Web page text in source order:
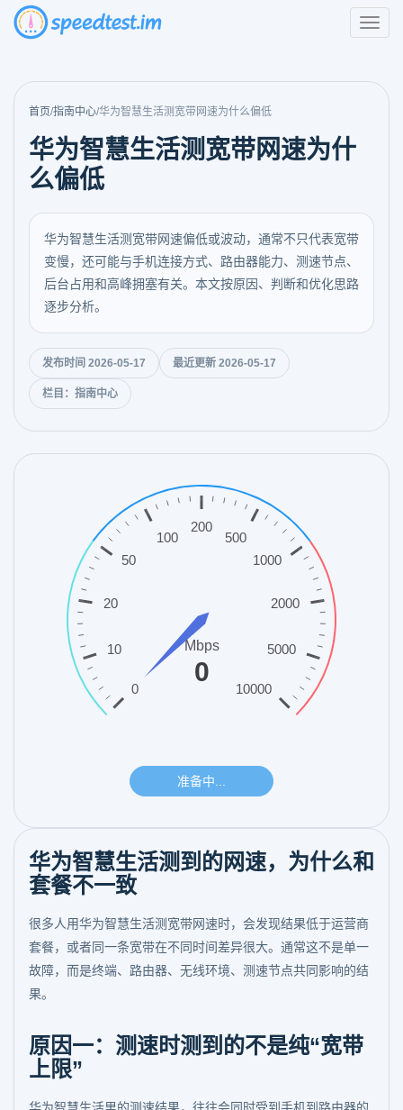
首页/指南中心/华为智慧生活测宽带网速为什么偏低
华为智慧生活测宽带网速为什
么偏低
华为智慧生活测宽带网速偏低或波动，通常不只代表宽带
变慢，还可能与手机连接方式、路由器能力、测速节点、
后台占用和高峰拥塞有关。本文按原因、判断和优化思路
逐步分析。
发布时间 2026-05-17 最近更新 2026-05-17
栏目：指南中心
华为智慧生活测到的网速，为什么和
套餐不一致
很多人用华为智慧生活测宽带网速时，会发现结果低于运营商
套餐，或者同一条宽带在不同时间差异很大。通常这不是单一
故障，而是终端、路由器、无线环境、测速节点共同影响的结
果。
原因一：测速时测到的不是纯“宽带
上限”